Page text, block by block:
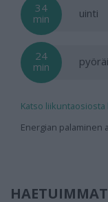
34
min
uinti
24
min
Katso
Energian palaminen